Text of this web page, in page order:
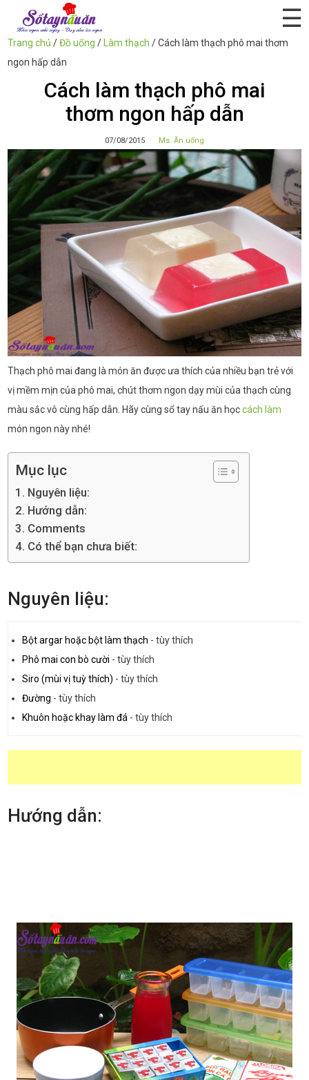
☰
Trang chủ /Đồ uống / Làm thạch /Cách làm thạch phô mai thơm
ngon hấp dẫn
Cách làm thạch phô mai
thơm ngon hấp dẫn
07/08/2015 Ms. Ăn uống
Thạch phô mai đang là món ăn được ưa thích của nhiều bạn trẻ với
vị mềm mịn của phô mai, chút thơm ngon dạy mùi của thạch cùng
màu sắc vô cùng hấp dẫn. Hãy cùng sổ tay nấu ăn họccách làm
món ngon này nhé!
Mục lục
Nguyên liệu:
Hướng dẫn:
Comments
Có thể bạn chưa biết:
Nguyên liệu:
Bột argar hoặc bột làm thạch -tùy thích
Phô mai con bò cười -tùy thích
Siro (mùi vị tuỳ thích) -tùy thích
Đường -tùy thích
Khuôn hoặc khay làm đá -tùy thích
Hướng dẫn: